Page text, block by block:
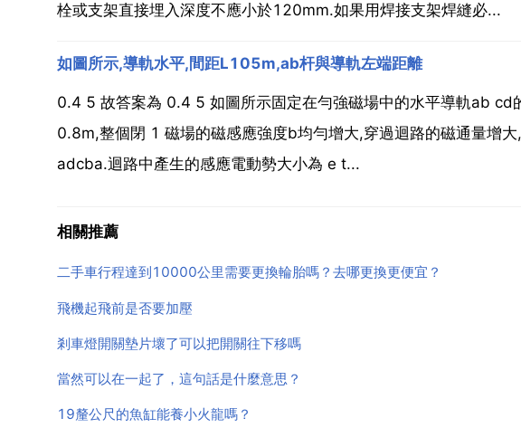
栓或支架直接埋入深度不應小於120mm.如果用焊接支架焊縫必...
如圖所示,導軌水平,間距L105m,ab杆與導軌左端距離
0.4 5 故答案為 0.4 5 如圖所示固定在勻強磁場中的水平導軌ab
0.8m,整個閉 1 磁場的磁感應強度b均勻增大,穿過迴路的磁通量增
adcba.迴路中產生的感應電動勢大小為 e t...
相關推薦
二手車行程達到10000公里需要更換輪胎嗎？去哪更換更便宜？
飛機起飛前是否要加壓
剎車燈開關墊片壞了可以把開關往下移嗎
當然可以在一起了，這句話是什麼意思？
19釐公尺的魚缸能養小火龍嗎？